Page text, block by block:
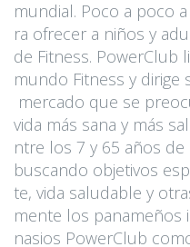
mundial. Poco a poco
ra ofrecer a niños y
de Fitness. PowerClub
mundo Fitness y dirige
mercado que se
vida más sana y más
ntre los 7 y 65 años
buscando objetivos
te, vida saludable y
mente los panameños
nasios PowerClub